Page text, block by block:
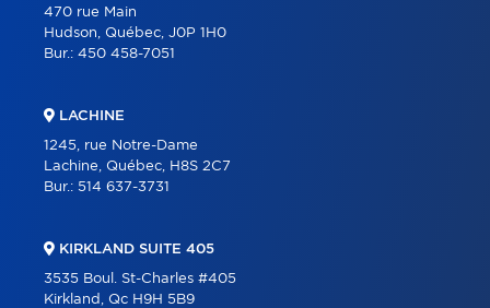
470 rue Main
Hudson, Québec, J0P 1H0
Bur.: 450 458-7051
LACHINE
1245, rue Notre-Dame
Lachine, Québec, H8S 2C7
Bur.: 514 637-3731
KIRKLAND SUITE 405
3535 Boul. St-Charles #405
Kirkland, Qc H9H 5B9